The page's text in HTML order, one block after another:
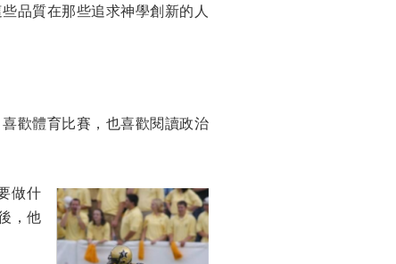
品質在那些追求神學創新的人
歡體育比賽，也喜歡閱讀政治
做什
，他